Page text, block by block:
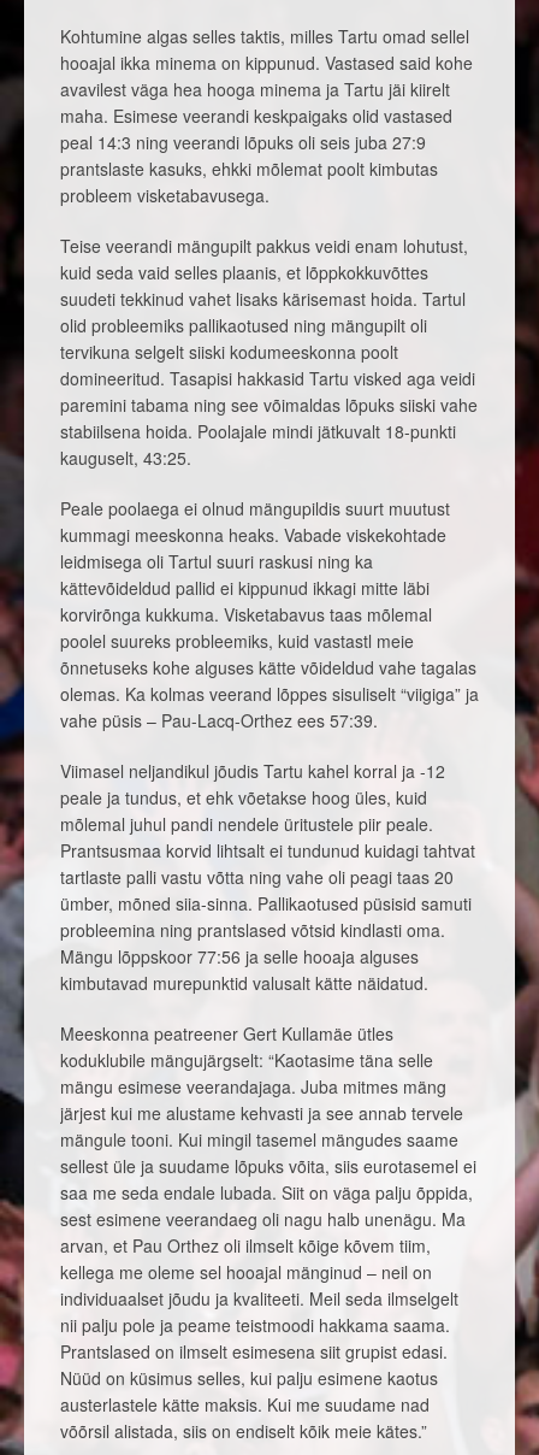
Kohtumine algas selles taktis, milles Tartu omad sellel
hooajal ikka minema on kippunud. Vastased said kohe
avavilest väga hea hooga minema ja Tartu jäi kiirelt
maha. Esimese veerandi keskpaigaks olid vastased
peal 14:3 ning veerandi lõpuks oli seis juba 27:9
prantslaste kasuks, ehkki mõlemat poolt kimbutas
probleem visketabavusega.
Teise veerandi mängupilt pakkus veidi enam lohutust,
kuid seda vaid selles plaanis, et lõppkokkuvõttes
suudeti tekkinud vahet lisaks kärisemast hoida. Tartul
olid probleemiks pallikaotused ning mängupilt oli
tervikuna selgelt siiski kodumeeskonna poolt
domineeritud. Tasapisi hakkasid Tartu visked aga veidi
paremini tabama ning see võimaldas lõpuks siiski vahe
stabiilsena hoida. Poolajale mindi jätkuvalt 18-punkti
kauguselt, 43:25.
Peale poolaega ei olnud mängupildis suurt muutust
kummagi meeskonna heaks. Vabade viskekohtade
leidmisega oli Tartul suuri raskusi ning ka
kättevõideldud pallid ei kippunud ikkagi mitte läbi
korvirõnga kukkuma. Visketabavus taas mõlemal
poolel suureks probleemiks, kuid vastastl meie
õnnetuseks kohe alguses kätte võideldud vahe tagalas
olemas. Ka kolmas veerand lõppes sisuliselt “viigiga” ja
vahe püsis – Pau-Lacq-Orthez ees 57:39.
Viimasel neljandikul jõudis Tartu kahel korral ja -12
peale ja tundus, et ehk võetakse hoog üles, kuid
mõlemal juhul pandi nendele üritustele piir peale.
Prantsusmaa korvid lihtsalt ei tundunud kuidagi tahtvat
tartlaste palli vastu võtta ning vahe oli peagi taas 20
ümber, mõned siia-sinna. Pallikaotused püsisid samuti
probleemina ning prantslased võtsid kindlasti oma.
Mängu lõppskoor 77:56 ja selle hooaja alguses
kimbutavad murepunktid valusalt kätte näidatud.
Meeskonna peatreener Gert Kullamäe ütles
koduklubile mängujärgselt: “Kaotasime täna selle
mängu esimese veerandajaga. Juba mitmes mäng
järjest kui me alustame kehvasti ja see annab tervele
mängule tooni. Kui mingil tasemel mängudes saame
sellest üle ja suudame lõpuks võita, siis eurotasemel ei
saa me seda endale lubada. Siit on väga palju õppida,
sest esimene veerandaeg oli nagu halb unenägu. Ma
arvan, et Pau Orthez oli ilmselt kõige kõvem tiim,
kellega me oleme sel hooajal mänginud – neil on
individuaalset jõudu ja kvaliteeti. Meil seda ilmselgelt
nii palju pole ja peame teistmoodi hakkama saama.
Prantslased on ilmselt esimesena siit grupist edasi.
Nüüd on küsimus selles, kui palju esimene kaotus
austerlastele kätte maksis. Kui me suudame nad
võõrsil alistada, siis on endiselt kõik meie kätes.”